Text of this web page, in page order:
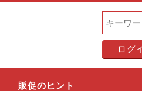
ログ
販促のヒント